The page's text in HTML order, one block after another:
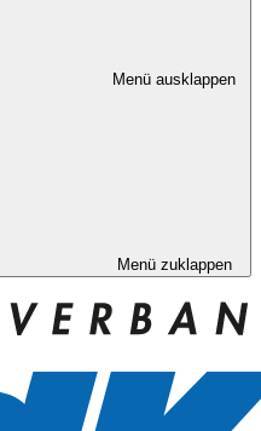
Menü ausklappen
Menü zuklappen